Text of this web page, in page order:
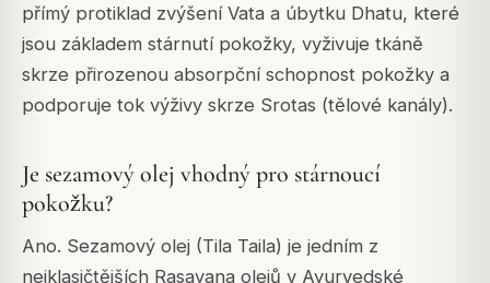
přímý protiklad zvýšení Vata a úbytku Dhatu, které
jsou základem stárnutí pokožky, vyživuje tkáně
skrze přirozenou absorpční schopnost pokožky a
podporuje tok výživy skrze Srotas (tělové kanály).
Je sezamový olej vhodný pro stárnoucí
pokožku?
Ano. Sezamový olej (Tila Taila) je jedním z
nejklasičtějších Rasayana olejů v Ayurvedské